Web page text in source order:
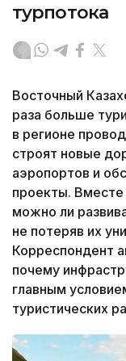
турпотока
Восточный
раза больше
в регионе
строят новые
аэропортов и
проекты. Вместе
можно ли
не потеряв их
Корреспондент
почему
главным
туристических